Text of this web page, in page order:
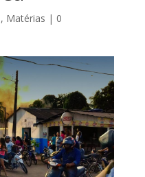
, Matérias | 0